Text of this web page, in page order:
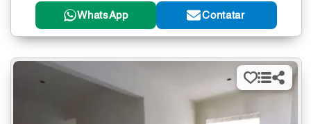
WhatsApp Contatar